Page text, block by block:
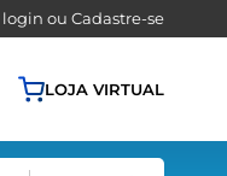
login ou Cadastre-se
LOJA VIRTUAL